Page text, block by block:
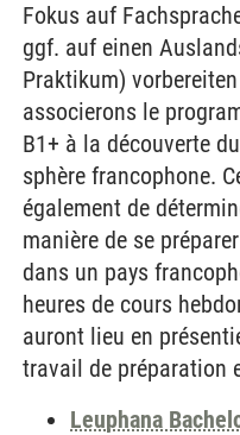
Fokus auf
ggf. auf einen
Praktikum)
associerons le
B1+ à la découverte
sphère francophone.
également de
manière de se
dans un pays
heures de cours
auront lieu en
travail de préparation
Leuphana